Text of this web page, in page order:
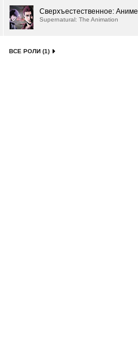
Сверхъестественное: Аниме
Supernatural: The Animation
ВСЕ РОЛИ (1)